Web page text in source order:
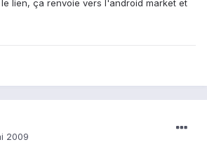
lien, ça renvoie vers l'android market et
2009